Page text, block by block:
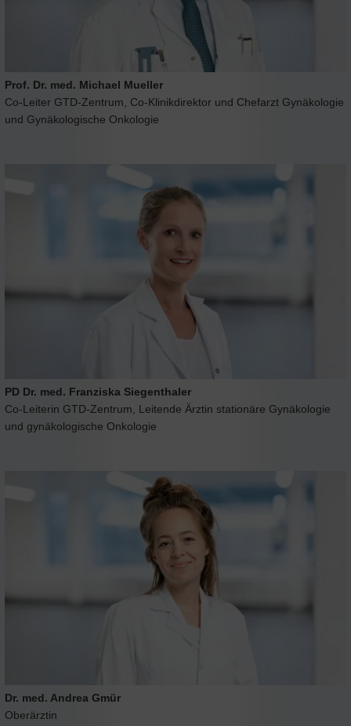
Prof. Dr. med. Michael Mueller
Co-Leiter GTD-Zentrum, Co-Klinikdirektor und Chefarzt Gynäkologie
und Gynäkologische Onkologie
PD Dr. med. Franziska Siegenthaler
Co-Leiterin GTD-Zentrum, Leitende Ärztin stationäre Gynäkologie
und gynäkologische Onkologie
Dr. med. Andrea Gmür
Oberärztin